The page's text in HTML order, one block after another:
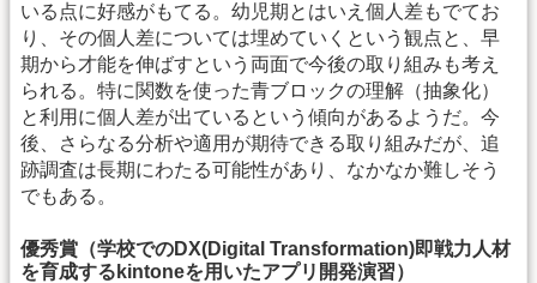
いる点に好感がもてる。幼児期とはいえ個人差もでてお
り、その個人差については埋めていくという観点と、早
期から才能を伸ばすという両面で今後の取り組みも考え
られる。特に関数を使った青ブロックの理解（抽象化）
と利用に個人差が出ているという傾向があるようだ。今
後、さらなる分析や適用が期待できる取り組みだが、追
跡調査は長期にわたる可能性があり、なかなか難しそう
でもある。
優秀賞（学校でのDX(Digital Transformation)即戦力人材
を育成するkintoneを用いたアプリ開発演習）